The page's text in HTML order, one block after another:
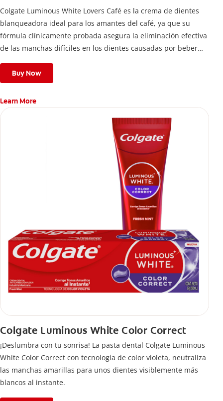
Colgate Luminous White Lovers Café es la crema de dientes
blanqueadora ideal para los amantes del café, ya que su
fórmula clínicamente probada asegura la eliminación efectiva
de las manchas difíciles en los dientes causadas por beber
Buy Now
Learn More
Colgate Luminous White Color Correct
¡Deslumbra con tu sonrisa! La pasta dental Colgate Luminous
White Color Correct con tecnología de color violeta, neutraliza
las manchas amarillas para unos dientes visiblemente más
blancos al instante.